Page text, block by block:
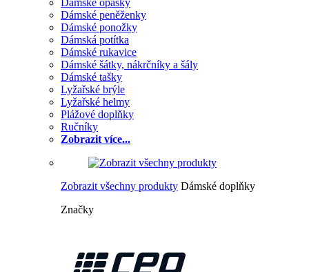
Dámské opasky
Dámské peněženky
Dámské ponožky
Dámská potítka
Dámské rukavice
Dámské šátky, nákrčníky a šály
Dámské tašky
Lyžařské brýle
Lyžařské helmy
Plážové doplňky
Ručníky
Zobrazit více...
Zobrazit všechny produkty Dámské doplňky
Značky